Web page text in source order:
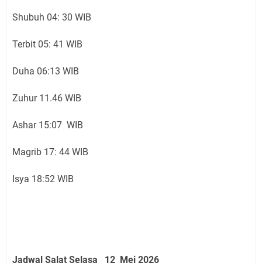
Shubuh 04: 30 WIB
Terbit 05: 41 WIB
Duha 06:13 WIB
Zuhur 11.46 WIB
Ashar 15:07 WIB
Magrib 17: 44 WIB
Isya 18:52 WIB
Jadwal Salat Selasa 12 Mei 2026